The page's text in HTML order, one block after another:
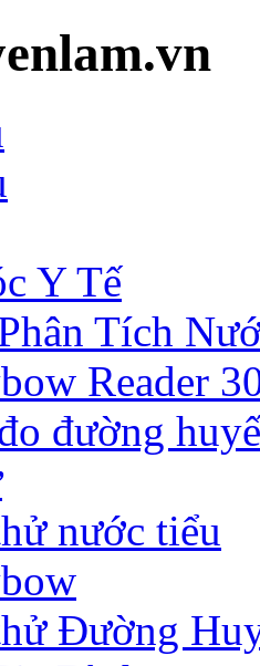
Y Tế
Tích
Reader
đường
nước tiểu
Đường